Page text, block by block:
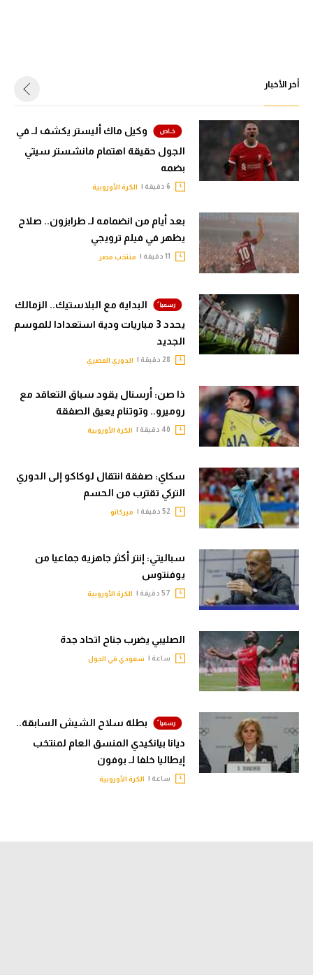
أخر الأخبار
وكيل ماك أليستر يكشف لـ في
الجول حقيقة اهتمام مانشستر سيتي
بضمه
الكرة الأوروبية
بعد أيام من انضمامه لـ طرابزون.. صلاح
يظهر في فيلم ترويجي
منتخب مصر
البداية مع البلاستيك.. الزمالك
يحدد 3 مباريات ودية استعدادا للموسم
الجديد
الدوري المصري
ذا صن: أرسنال يقود سباق التعاقد مع
روميرو.. وتوتنام يعيق الصفقة
الكرة الأوروبية
سكاي: صفقة انتقال لوكاكو إلى الدوري
التركي تقترب من الحسم
ميركاتو
سباليتي: إنتر أكثر جاهزية جماعيا من
يوفنتوس
الكرة الأوروبية
الصليبي يضرب جناح اتحاد جدة
ساعة | سعودي في الجول
بطلة سلاح الشيش السابقة..
ديانا بيانكيدي المنسق العام لمنتخب
إيطاليا خلفا لـ بوفون
ساعة | الكرة الأوروبية